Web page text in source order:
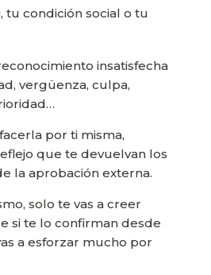
tu condición social o tu
insatisfecha
vergüenza, culpa,
por ti misma,
que te devuelvan los
la aprobación externa.
solo te vas a creer
si te lo confirman desde
a esforzar mucho por